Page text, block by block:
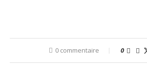
0 commentaire 0